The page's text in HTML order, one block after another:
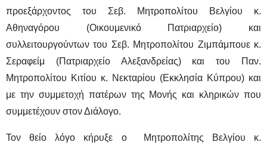
προεξάρχοντος του Σεβ. Μητροπολίτου Βελγίου κ.
Αθηναγόρου (Οικουμενικό Πατριαρχείο) και
συλλειτουργούντων του Σεβ. Μητροπολίτου Ζιμπάμπουε κ.
Σεραφείμ (Πατριαρχείο Αλεξανδρείας) και του Παν.
Μητροπολίτου Κιτίου κ. Νεκταρίου (Εκκλησία Κύπρου) και
με την συμμετοχή πατέρων της Μονής και κληρικών που
συμμετέχουν στον Διάλογο.
Τον θείο λόγο κήρυξε ο Μητροπολίτης Βελγίου κ.